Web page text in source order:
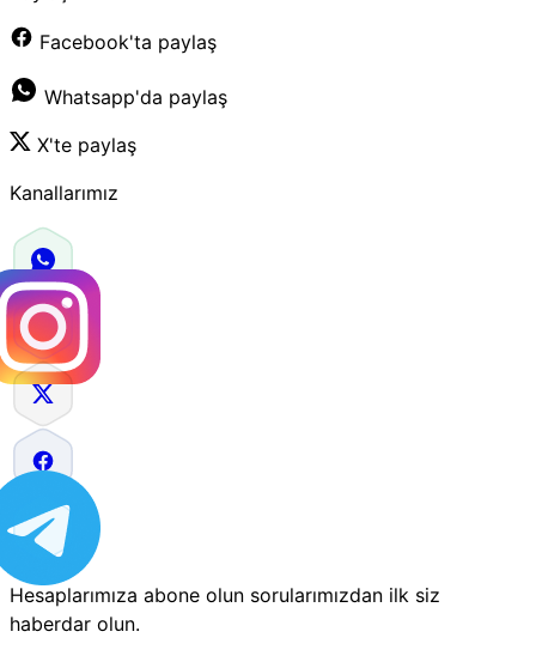
Facebook'ta paylaş
Whatsapp'da paylaş
X'te paylaş
Kanallarımız
Hesaplarımıza abone olun sorularımızdan ilk siz
haberdar olun.